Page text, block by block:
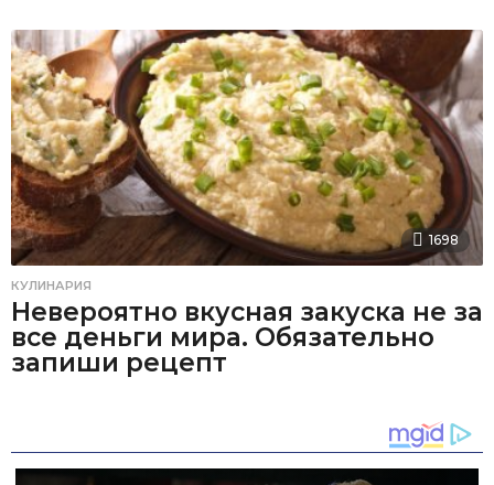
1698
КУЛИНАРИЯ
Невероятно вкусная закуска не за
все деньги мира. Обязательно
запиши рецепт